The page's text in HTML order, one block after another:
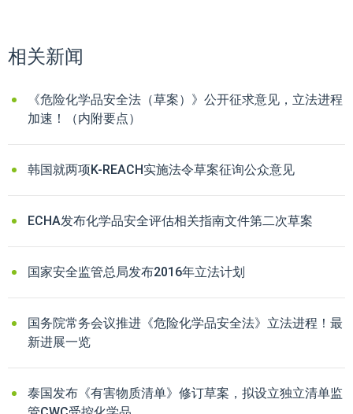
相关新闻
《危险化学品安全法（草案）》公开征求意见，立法进程
加速！（内附要点）
韩国就两项K-REACH实施法令草案征询公众意见
ECHA发布化学品安全评估相关指南文件第二次草案
国家安全监管总局发布2016年立法计划
国务院常务会议推进《危险化学品安全法》立法进程！最
新进展一览
泰国发布《有害物质清单》修订草案，拟设立独立清单监